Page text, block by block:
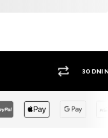
30 DNI